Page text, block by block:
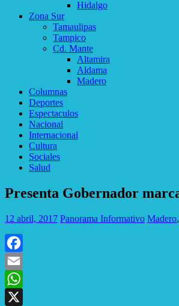
Hidalgo
Zona Sur
Tamaulipas
Tampico
Cd. Mante
Altamira
Aldama
Madero
Columnas
Deportes
Espectaculos
Nacional
Internacional
Cultura
Sociales
Salud
Presenta Gobernador
12 abril, 2017 Panorama Informativo Madero,
Facebook
Email
WhatsApp